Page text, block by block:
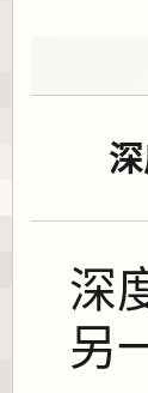
深
另